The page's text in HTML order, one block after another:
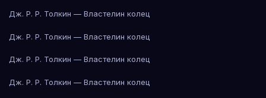
Дж. Р. Р. Толкин — Властелин колец
Дж. Р. Р. Толкин — Властелин колец
Дж. Р. Р. Толкин — Властелин колец
Дж. Р. Р. Толкин — Властелин колец